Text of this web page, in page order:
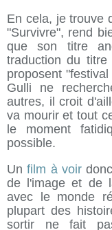
En cela, je trouve
"Survivre", rend
que son titre
traduction du
proposent
Gulli ne
autres, il croit
va mourir et tout
le moment
possible.
Unfilm à voir
de l'image et de
avec le monde
plupart des
sortir ne fait